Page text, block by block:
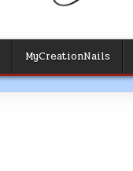
MyCreationNails